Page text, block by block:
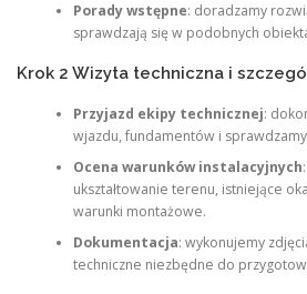
Porady wstępne: doradzamy
sprawdzają się w podobnych
Krok 2 Wizyta techniczna i
Przyjazd ekipy technicznej:
wjazdu, fundamentów i
Ocena warunków instalacyjnych
ukształtowanie terenu, istniejące
warunki montażowe.
Dokumentacja: wykonujemy
techniczne niezbędne do